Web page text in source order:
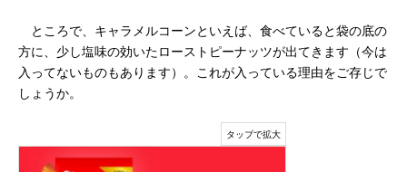
ところで、キャラメルコーンといえば、食べていると袋の底の
方に、少し塩味の効いたローストピーナッツが出てきます（今は
入ってないものもあります）。これが入っている理由をご存じで
しょうか。